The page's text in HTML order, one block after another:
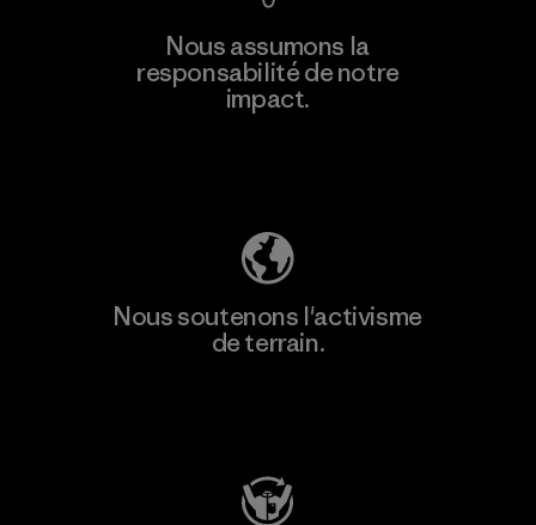
Nous assumons la
responsabilité de notre
impact.
Nous soutenons l'activisme
de terrain.